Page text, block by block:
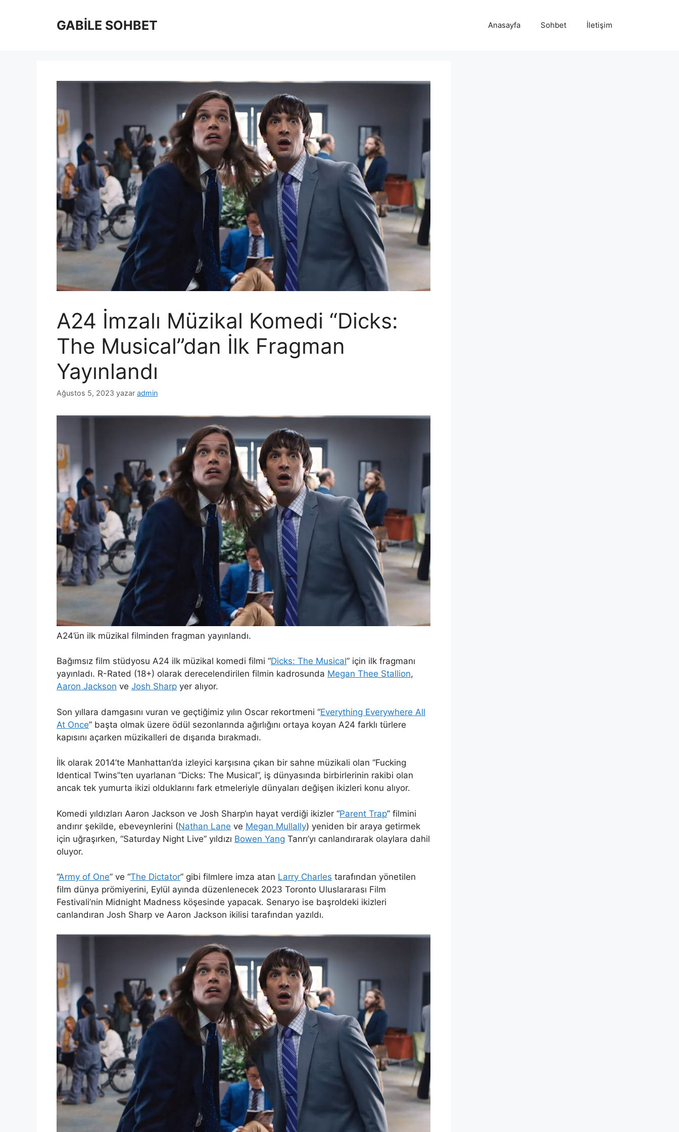
GABİLE SOHBET Anasayfa Sohbet İletişim
A24 İmzalı Müzikal Komedi “Dicks:
The Musical”dan İlk Fragman
Yayınlandı
Ağustos 5, 2023 yazar admin
A24’ün ilk müzikal filminden fragman yayınlandı.
Bağımsız film stüdyosu A24 ilk müzikal komedi filmi “Dicks: The Musical” için ilk fragmanı
yayınladı. R-Rated (18+) olarak derecelendirilen filmin kadrosunda Megan Thee Stallion,
Aaron Jackson ve Josh Sharp yer alıyor.
Son yıllara damgasını vuran ve geçtiğimiz yılın Oscar rekortmeni “Everything Everywhere All
At Once” başta olmak üzere ödül sezonlarında ağırlığını ortaya koyan A24 farklı türlere
kapısını açarken müzikalleri de dışarıda bırakmadı.
İlk olarak 2014’te Manhattan’da izleyici karşısına çıkan bir sahne müzikali olan “Fucking
Identical Twins”ten uyarlanan “Dicks: The Musical”, iş dünyasında birbirlerinin rakibi olan
ancak tek yumurta ikizi olduklarını fark etmeleriyle dünyaları değişen ikizleri konu alıyor.
Komedi yıldızları Aaron Jackson ve Josh Sharp‘ın hayat verdiği ikizler “Parent Trap” filmini
andırır şekilde, ebeveynlerini (Nathan Lane ve Megan Mullally) yeniden bir araya getirmek
için uğraşırken, “Saturday Night Live” yıldızı Bowen Yang Tanrı’yı canlandırarak olaylara dahil
oluyor.
“Army of One” ve “The Dictator” gibi filmlere imza atan Larry Charles tarafından yönetilen
film dünya prömiyerini, Eylül ayında düzenlenecek 2023 Toronto Uluslararası Film
Festivali’nin Midnight Madness köşesinde yapacak. Senaryo ise başroldeki ikizleri
canlandıran Josh Sharp ve Aaron Jackson ikilisi tarafından yazıldı.